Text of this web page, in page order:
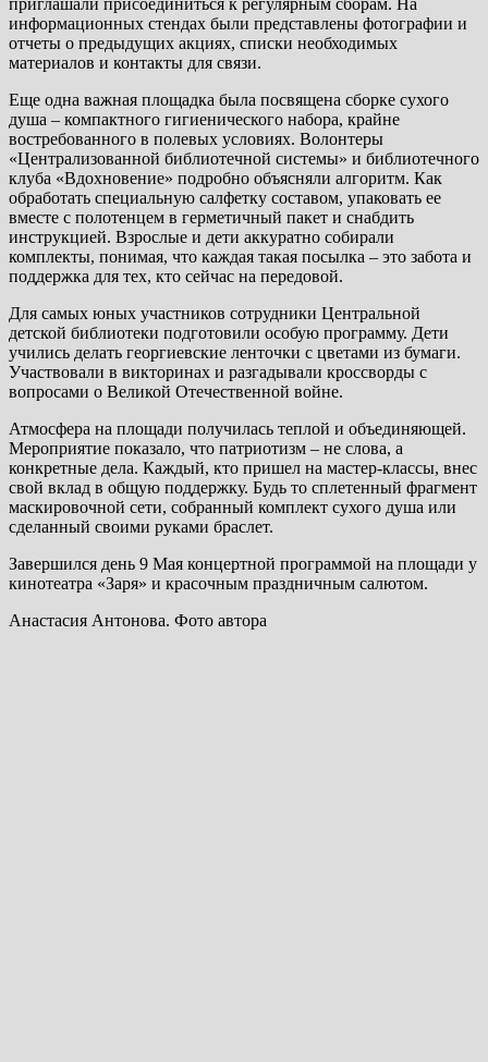
информационных стендах были представлены фотографии и
отчеты о предыдущих акциях, списки необходимых
материалов и контакты для связи.
Еще одна важная площадка была посвящена сборке сухого
душа – компактного гигиенического набора, крайне
востребованного в полевых условиях. Волонтеры
«Централизованной библиотечной системы» и библиотечного
клуба «Вдохновение» подробно объясняли алгоритм. Как
обработать специальную салфетку составом, упаковать ее
вместе с полотенцем в герметичный пакет и снабдить
инструкцией. Взрослые и дети аккуратно собирали
комплекты, понимая, что каждая такая посылка – это забота и
поддержка для тех, кто сейчас на передовой.
Для самых юных участников сотрудники Центральной
детской библиотеки подготовили особую программу. Дети
учились делать георгиевские ленточки с цветами из бумаги.
Участвовали в викторинах и разгадывали кроссворды с
вопросами о Великой Отечественной войне.
Атмосфера на площади получилась теплой и объединяющей.
Мероприятие показало, что патриотизм – не слова, а
конкретные дела. Каждый, кто пришел на мастер-классы, внес
свой вклад в общую поддержку. Будь то сплетенный фрагмент
маскировочной сети, собранный комплект сухого душа или
сделанный своими руками браслет.
Завершился день 9 Мая концертной программой на площади у
кинотеатра «Заря» и красочным праздничным салютом.
Анастасия Антонова. Фото автора